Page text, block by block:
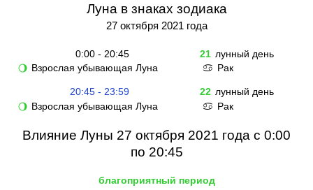
Луна в знаках зодиака
27 октября 2021 года
0:00 - 20:45 21 лунный день
🌖 Взрослая убывающая Луна ♋ Рак
20:45 - 23:59 22 лунный день
🌖 Взрослая убывающая Луна ♋ Рак
Влияние Луны 27 октября 2021 года с 0:00
по 20:45
благоприятный период